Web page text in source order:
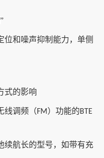
位和噪声抑制能力，单侧
式的影响
线调频（FM）功能的BTE
续航长的型号，如带有充